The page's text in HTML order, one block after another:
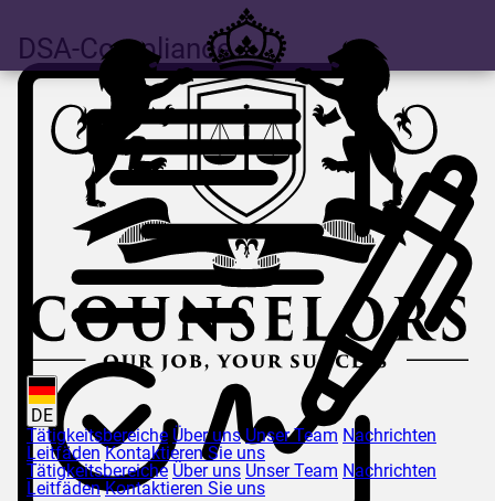
DE
Tätigkeitsbereiche Über uns Unser Team Nachrichten
Leitfäden Kontaktieren Sie uns
Tätigkeitsbereiche Über uns Unser Team Nachrichten
Leitfäden Kontaktieren Sie uns
DSA-Compliance